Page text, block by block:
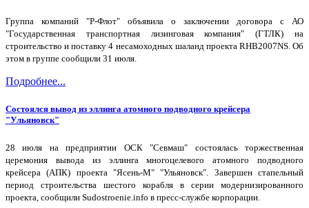
Группа компаний "Р-Флот" объявила о заключении договора с АО
"Государственная транспортная лизинговая компания" (ГТЛК) на
строительство и поставку 4 несамоходных шаланд проекта RHB2007NS. Об
этом в группе сообщили 31 июля.
Подробнее...
Состоялся вывод из эллинга атомного подводного крейсера
"Ульяновск"
28 июля на предприятии ОСК "Севмаш" состоялась торжественная
церемония вывода из эллинга многоцелевого атомного подводного
крейсера (АПК) проекта "Ясень-М" "Ульяновск". Завершен стапельный
период строительства шестого корабля в серии модернизированного
проекта, сообщили Sudostroenie.info в пресс-службе корпорации.